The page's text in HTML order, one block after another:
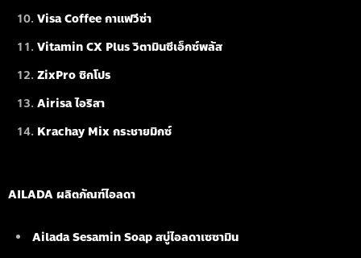
Visa Coffee กาแฟวีซ่า
Vitamin CX Plus วิตามินซีเอ็กซ์พลัส
ZixPro ซิกโปร
Airisa ไอริสา
Krachay Mix กระชายมิกซ์
AILADA ผลิตภัณฑ์ไอลดา
Ailada Sesamin Soapสบู่ไอลดาเซซามิน